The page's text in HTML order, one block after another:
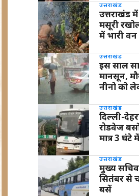
उत्तराखंड
उत्तराखंड
मसूरी
में भारी वन
उत्तराखंड
इस साल
मानसून,
नीनो को
उत्तराखंड
दिल्ली-
रोडवेज
मात्र 3 घंटे
उत्तराखंड
मुख्य सचिव
सितंबर से
बसें